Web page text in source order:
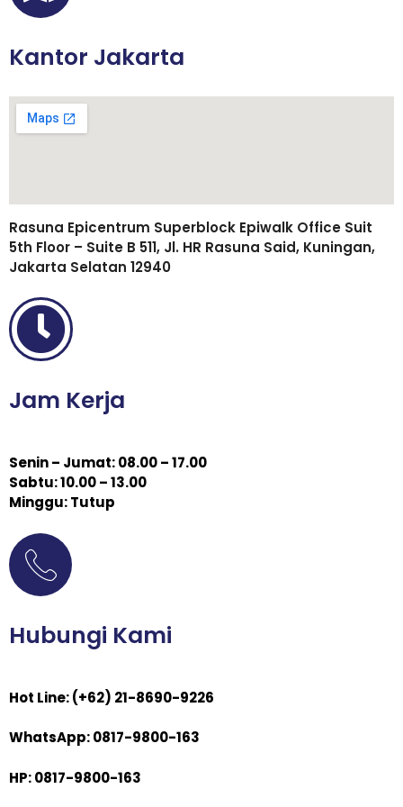
Kantor Jakarta
Rasuna Epicentrum Superblock Epiwalk Office Suit
5th Floor – Suite B 511, Jl. HR Rasuna Said, Kuningan,
Jakarta Selatan 12940
Jam Kerja
Senin – Jumat: 08.00 – 17.00
Sabtu: 10.00 – 13.00
Minggu: Tutup
Hubungi Kami
Hot Line: (+62) 21-8690-9226
WhatsApp: 0817-9800-163
HP: 0817-9800-163